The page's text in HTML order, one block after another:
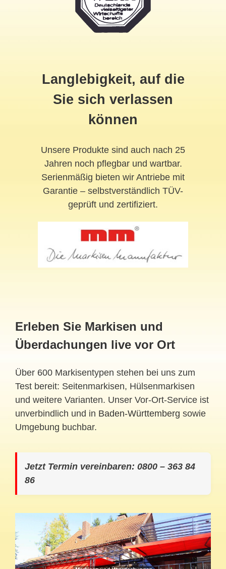
Langlebigkeit, auf die
Sie sich verlassen
können
Unsere Produkte sind auch nach 25
Jahren noch pflegbar und wartbar.
Serienmäßig bieten wir Antriebe mit
Garantie – selbstverständlich TÜV-
geprüft und zertifiziert.
Erleben Sie Markisen und
Überdachungen live vor Ort
Über 600 Markisentypen stehen bei uns zum
Test bereit: Seitenmarkisen, Hülsenmarkisen
und weitere Varianten. Unser Vor-Ort-Service ist
unverbindlich und in Baden-Württemberg sowie
Umgebung buchbar.
Jetzt Termin vereinbaren: 0800 – 363 84
86